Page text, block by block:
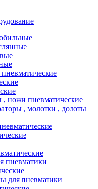
ножи пневматические
, молотки , долоты
пневматики
для пневматики